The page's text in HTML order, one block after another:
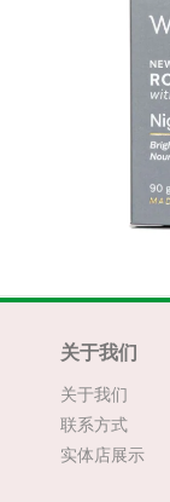
关于我们
关于我们
联系方式
实体店展示